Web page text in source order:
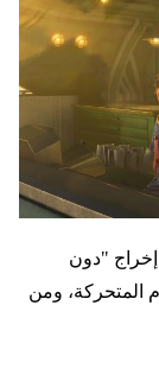
"دون
المتحركة، ومن